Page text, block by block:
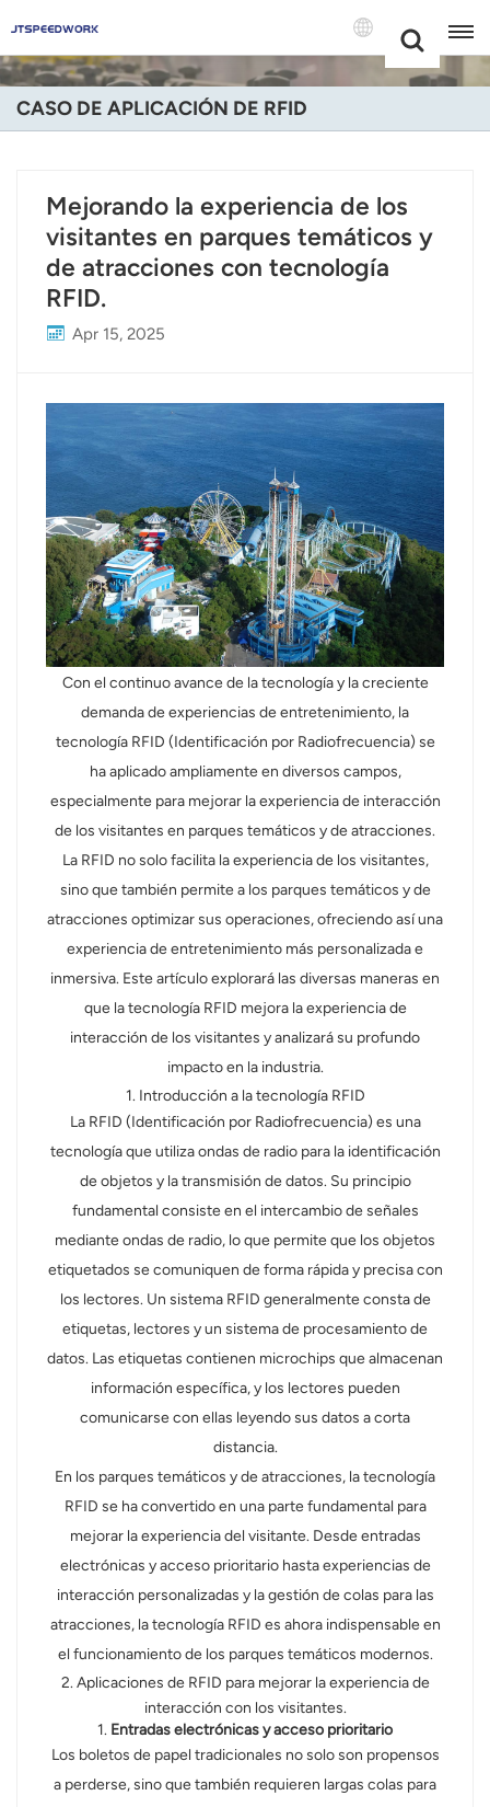
+86 -18681515767
English
Deutsch
Русский
Nederland
عربي
日语
한국어
Türk
Ελληνικά
Melayu
Polski
แบบไทย
Tiếng Việt
Indonesia
norsk
magyar
CASO DE APLICACIÓN DE RFID
Mejorando la experiencia de los
visitantes en parques temáticos y
de atracciones con tecnología
RFID.
Apr 15, 2025
Con el continuo avance de la tecnología y la creciente
demanda de experiencias de entretenimiento, la
tecnología RFID (Identificación por Radiofrecuencia) se
ha aplicado ampliamente en diversos campos,
especialmente para mejorar la experiencia de interacción
de los visitantes en parques temáticos y de atracciones.
La RFID no solo facilita la experiencia de los visitantes,
sino que también permite a los parques temáticos y de
atracciones optimizar sus operaciones, ofreciendo así una
experiencia de entretenimiento más personalizada e
inmersiva. Este artículo explorará las diversas maneras en
que la tecnología RFID mejora la experiencia de
interacción de los visitantes y analizará su profundo
impacto en la industria.
1. Introducción a la tecnología RFID
La RFID (Identificación por Radiofrecuencia) es una
tecnología que utiliza ondas de radio para la identificación
de objetos y la transmisión de datos. Su principio
fundamental consiste en el intercambio de señales
mediante ondas de radio, lo que permite que los objetos
etiquetados se comuniquen de forma rápida y precisa con
los lectores. Un sistema RFID generalmente consta de
etiquetas, lectores y un sistema de procesamiento de
datos. Las etiquetas contienen microchips que almacenan
información específica, y los lectores pueden
comunicarse con ellas leyendo sus datos a corta
distancia.
En los parques temáticos y de atracciones, la tecnología
RFID se ha convertido en una parte fundamental para
mejorar la experiencia del visitante. Desde entradas
electrónicas y acceso prioritario hasta experiencias de
interacción personalizadas y la gestión de colas para las
atracciones, la tecnología RFID es ahora indispensable en
el funcionamiento de los parques temáticos modernos.
2. Aplicaciones de RFID para mejorar la experiencia de
interacción con los visitantes.
1. Entradas electrónicas y acceso prioritario
Los boletos de papel tradicionales no solo son propensos
a perderse, sino que también requieren largas colas para